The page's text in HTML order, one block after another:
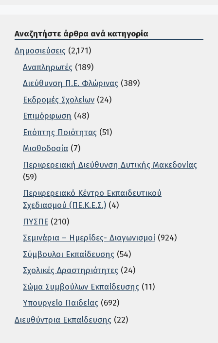
Αναζητήστε άρθρα ανά κατηγορία
Δημοσιεύσεις (2,171)
Αναπληρωτές (189)
Διεύθυνση Π.Ε. Φλώρινας (389)
Εκδρομές Σχολείων (24)
Επιμόρφωση (48)
Επόπτης Ποιότητας (51)
Μισθοδοσία (7)
Περιφερειακή Διεύθυνση Δυτικής Μακεδονίας
(59)
Περιφερειακό Κέντρο Εκπαιδευτικού
Σχεδιασμού (ΠΕ.Κ.Ε.Σ.) (4)
ΠΥΣΠΕ (210)
Σεμινάρια – Ημερίδες- Διαγωνισμοί (924)
Σύμβουλοι Εκπαίδευσης (54)
Σχολικές Δραστηριότητες (24)
Σώμα Συμβούλων Εκπαίδευσης (11)
Υπουργείο Παιδείας (692)
Διευθύντρια Εκπαίδευσης (22)